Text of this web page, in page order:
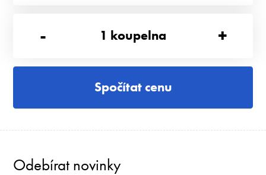
- 1 koupelna +
Spočítat cenu
Odebírat novinky